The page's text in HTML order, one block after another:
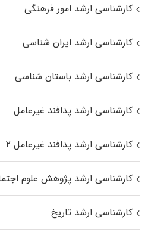
کارشناسی ارشد امور فرهنگی
کارشناسی ارشد ایران شناسی
کارشناسی ارشد باستان شناسی
کارشناسی ارشد پدافند غیرعامل
کارشناسی ارشد پدافند غیرعامل ۲
کارشناسی ارشد پژوهش علوم
کارشناسی ارشد تاریخ